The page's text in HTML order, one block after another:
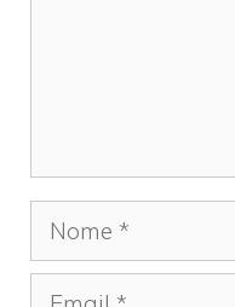
Nome
Email